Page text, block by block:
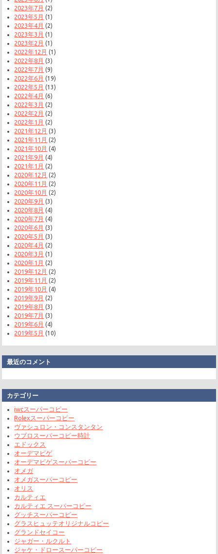
2023年7月 (2)
2023年5月 (1)
2023年4月 (2)
2023年3月 (1)
2023年2月 (1)
2022年12月 (1)
2022年8月 (3)
2022年7月 (9)
2022年6月 (19)
2022年5月 (13)
2022年4月 (6)
2022年3月 (2)
2022年2月 (2)
2022年1月 (2)
2021年12月 (3)
2021年11月 (2)
2021年10月 (4)
2021年9月 (4)
2021年1月 (2)
2020年12月 (2)
2020年11月 (2)
2020年10月 (2)
2020年9月 (3)
2020年8月 (4)
2020年7月 (4)
2020年6月 (3)
2020年5月 (3)
2020年4月 (2)
2020年3月 (1)
2020年1月 (2)
2019年12月 (2)
2019年11月 (2)
2019年10月 (4)
2019年9月 (2)
2019年8月 (3)
2019年7月 (3)
2019年6月 (4)
2019年5月 (10)
最近のコメント
カテゴリー
iwcスーパーコピー
Rolexスーパーコピー
ヴァシュロン・コンスタンタン
ウブロスーパーコピー時計
エドックス
オーデマピゲ
オーデマピゲスーパーコピー
オメガ
オメガスーパーコピー
オリス
カルティエ
カルティエ スーパーコピー
グッチスーパーコピー
グラスヒュッテオリジナルコピー
グランドセイコー
ジャガー・ルクルト
ジャケ・ドロースーパーコピー